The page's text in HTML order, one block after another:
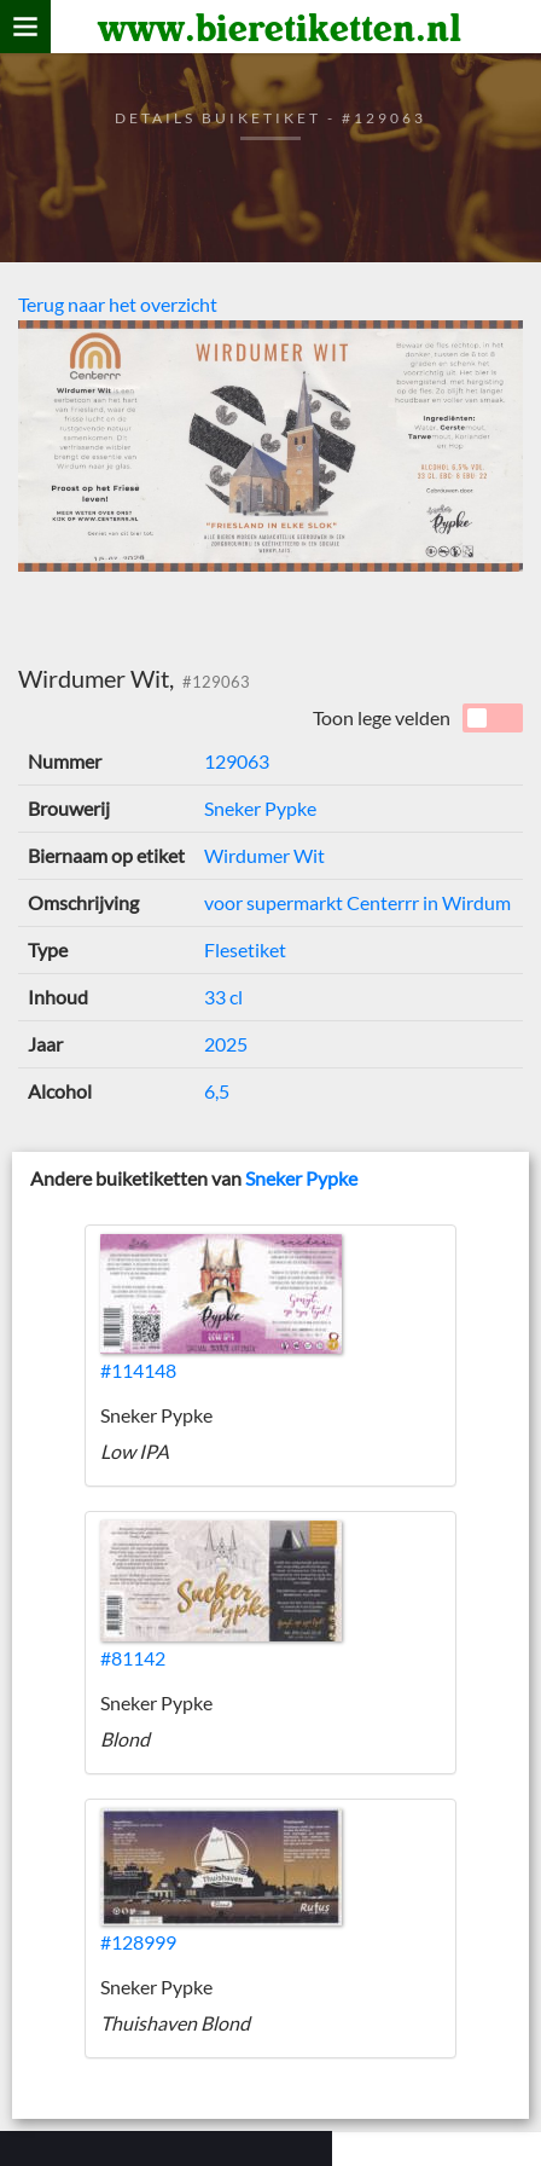
www.bieretiketten.nl
Home
verzamelen
De bierkaart
Bezoekers
DETAILS BUIKETIKET - #129063
Terug naar het overzicht
Wirdumer Wit, #129063
Toon lege velden
Nummer
129063
Brouwerij Sneker Pypke
Biernaam op etiket Wirdumer Wit
Omschrijving voor supermarkt Centerrr in Wirdum
Type Flesetiket
Inhoud 33 cl
Jaar 2025
Alcohol 6,5
Andere buiketiketten vanSneker Pypke
#114148
Sneker Pypke
Low IPA
#81142
Sneker Pypke
Blond
#128999
Sneker Pypke
Thuishaven Blond